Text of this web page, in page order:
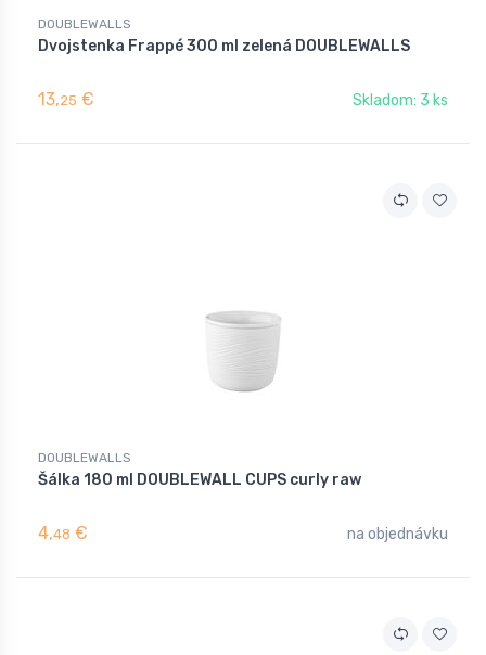
DOUBLEWALLS
Dvojstenka Frappé 300 ml zelená DOUBLEWALLS
13,25 € Skladom: 3 ks
DOUBLEWALLS
Šálka 180 ml DOUBLEWALL CUPS curly raw
4,48 € na objednávku